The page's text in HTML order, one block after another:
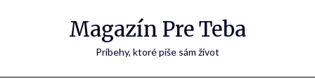
Magazín Pre Teba
Príbehy, ktoré píše sám život